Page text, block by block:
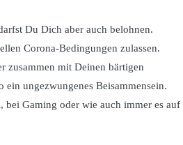
Du Dich aber auch belohnen.
Corona-Bedingungen zulassen.
zusammen mit Deinen bärtigen
ein ungezwungenes Beisammensein.
bei Gaming oder wie auch immer es auf